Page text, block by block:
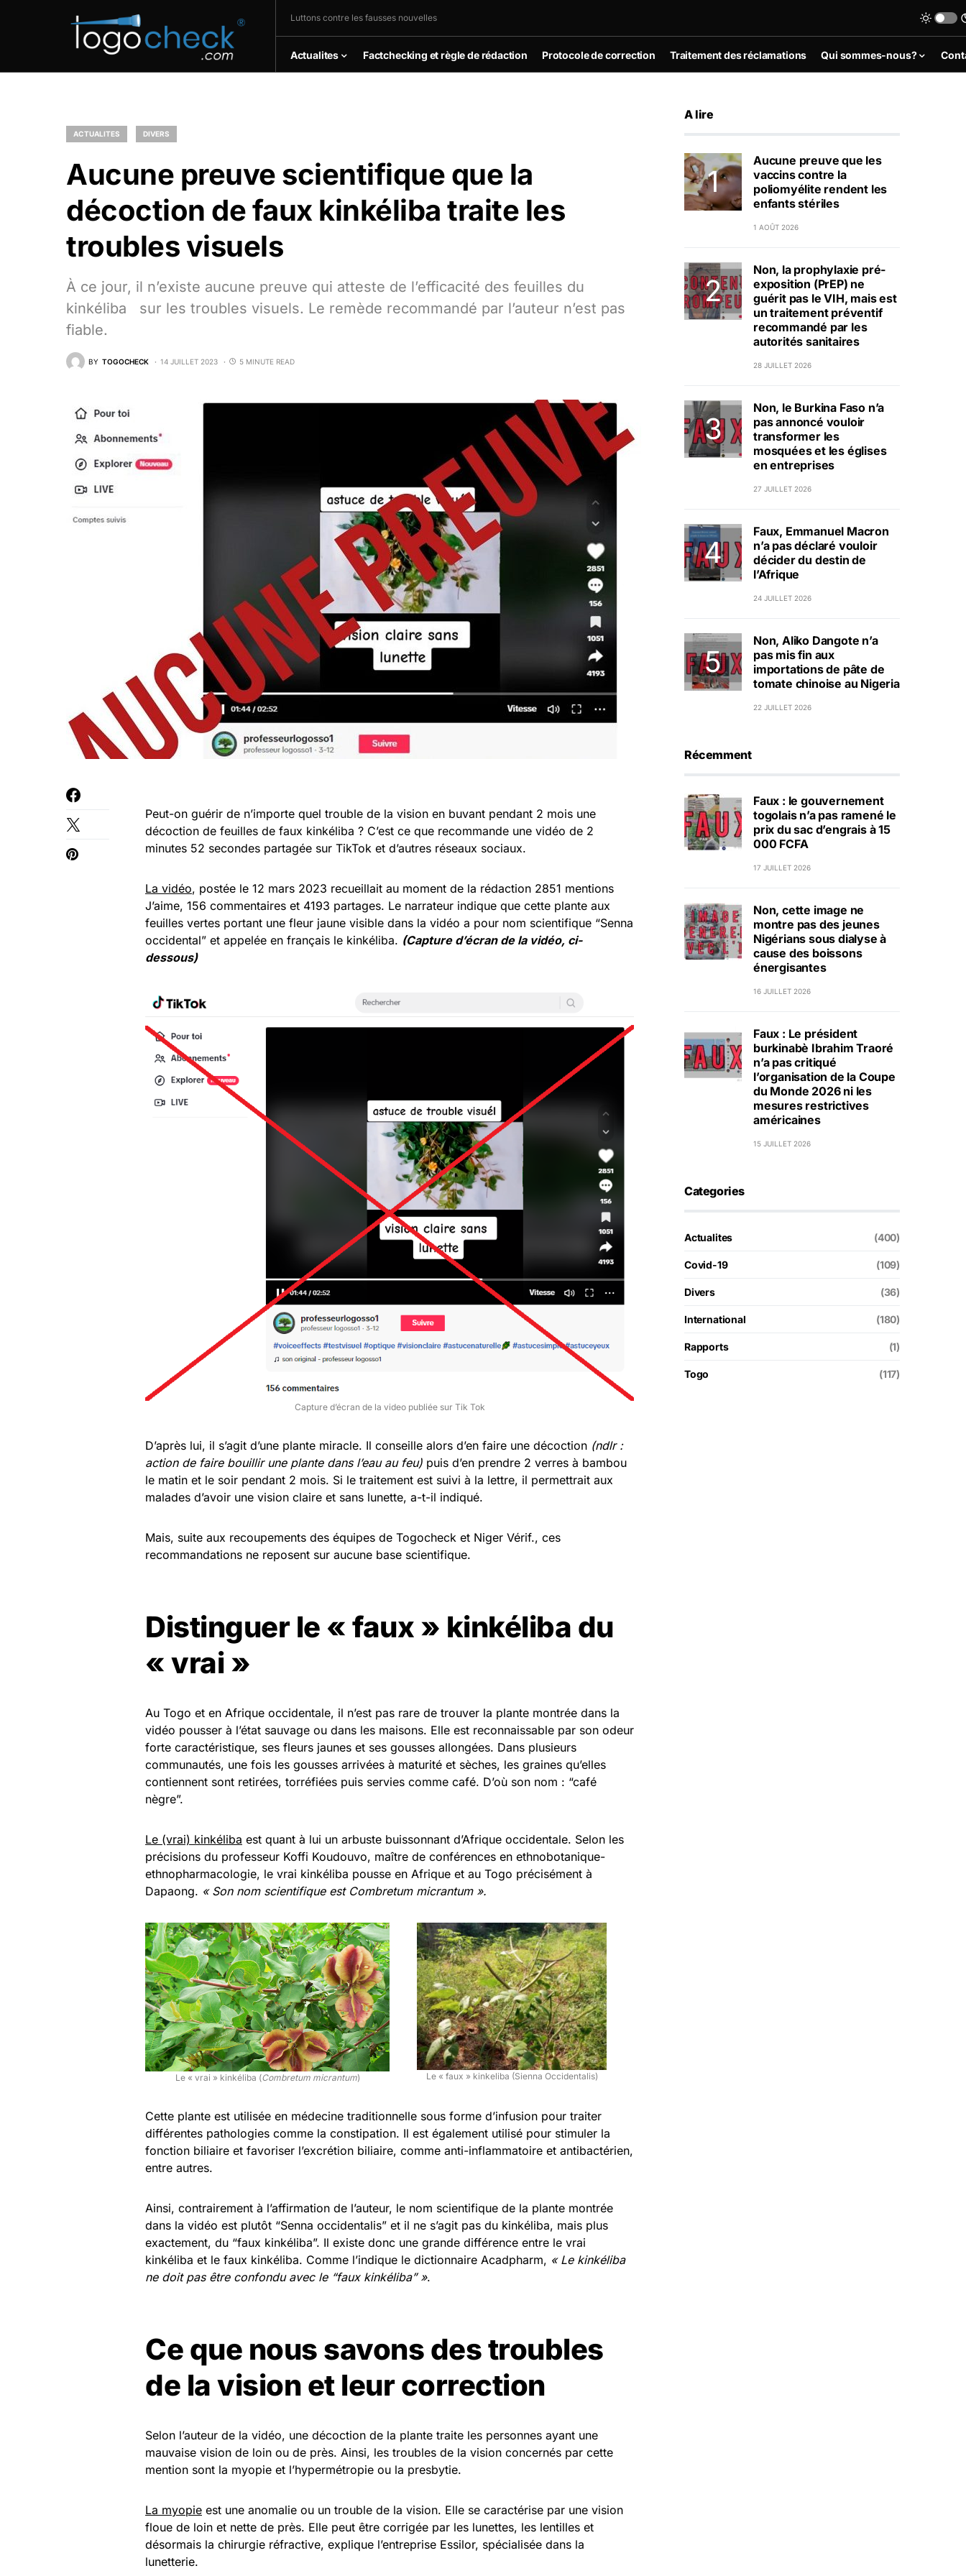
Luttons contre les fausses nouvelles
Actualites Factchecking et règle de rédaction Protocole de correction Traitement des réclamations Qui sommes-nous?
ACTUALITES DIVERS
Aucune preuve scientifique que la
décoction de faux kinkéliba traite les
troubles visuels
À ce jour, il n’existe aucune preuve qui atteste de l’efficacité des feuilles du
kinkéliba sur les troubles visuels. Le remède recommandé par l’auteur n’est pas
fiable.
BY TOGOCHECK 14 JUILLET 2023 5 MINUTE READ
Peut-on guérir de n’importe quel trouble de la vision en buvant pendant 2 mois une
décoction de feuilles de faux kinkéliba ? C’est ce que recommande une vidéo de 2
minutes 52 secondes partagée sur TikTok et d’autres réseaux sociaux.
La vidéo, postée le 12 mars 2023 recueillait au moment de la rédaction 2851 mentions
J’aime, 156 commentaires et 4193 partages. Le narrateur indique que cette plante aux
feuilles vertes portant une fleur jaune visible dans la vidéo a pour nom scientifique “Senna
occidental” et appelée en français le kinkéliba. (Capture d’écran de la vidéo, ci-
dessous)
Capture d’écran de la video publiée sur Tik Tok
D’après lui, il s’agit d’une plante miracle. Il conseille alors d’en faire une décoction (ndlr :
action de faire bouillir une plante dans l’eau au feu) puis d’en prendre 2 verres à bambou
le matin et le soir pendant 2 mois. Si le traitement est suivi à la lettre, il permettrait aux
malades d’avoir une vision claire et sans lunette, a-t-il indiqué.
Mais, suite aux recoupements des équipes de Togocheck et Niger Vérif., ces
recommandations ne reposent sur aucune base scientifique.
Distinguer le « faux » kinkéliba du
« vrai »
Au Togo et en Afrique occidentale, il n’est pas rare de trouver la plante montrée dans la
vidéo pousser à l’état sauvage ou dans les maisons. Elle est reconnaissable par son odeur
forte caractéristique, ses fleurs jaunes et ses gousses allongées. Dans plusieurs
communautés, une fois les gousses arrivées à maturité et sèches, les graines qu’elles
contiennent sont retirées, torréfiées puis servies comme café. D’où son nom : “café
nègre”.
Le (vrai) kinkéliba est quant à lui un arbuste buissonnant d’Afrique occidentale. Selon les
précisions du professeur Koffi Koudouvo, maître de conférences en ethnobotanique-
ethnopharmacologie, le vrai kinkéliba pousse en Afrique et au Togo précisément à
Dapaong. « Son nom scientifique est Combretum micrantum ».
Le « vrai » kinkéliba (Combretum micrantum) Le « faux » kinkeliba (Sienna Occidentalis)
Cette plante est utilisée en médecine traditionnelle sous forme d’infusion pour traiter
différentes pathologies comme la constipation. Il est également utilisé pour stimuler la
fonction biliaire et favoriser l’excrétion biliaire, comme anti-inflammatoire et antibactérien,
entre autres.
Ainsi, contrairement à l’affirmation de l’auteur, le nom scientifique de la plante montrée
dans la vidéo est plutôt “Senna occidentalis” et il ne s’agit pas du kinkéliba, mais plus
exactement, du “faux kinkéliba”. Il existe donc une grande différence entre le vrai
kinkéliba et le faux kinkéliba. Comme l’indique le dictionnaire Acadpharm, « Le kinkéliba
ne doit pas être confondu avec le “faux kinkéliba” ».
Ce que nous savons des troubles
de la vision et leur correction
Selon l’auteur de la vidéo, une décoction de la plante traite les personnes ayant une
mauvaise vision de loin ou de près. Ainsi, les troubles de la vision concernés par cette
mention sont la myopie et l’hypermétropie ou la presbytie.
La myopie est une anomalie ou un trouble de la vision. Elle se caractérise par une vision
floue de loin et nette de près. Elle peut être corrigée par les lunettes, les lentilles et
désormais la chirurgie réfractive, explique l’entreprise Essilor, spécialisée dans la
lunetterie.
A lire
Aucune preuve que les
vaccins contre la
poliomyélite rendent les
enfants stériles
1 AOÛT 2026
Non, la prophylaxie pré-
exposition (PrEP) ne
guérit pas le VIH, mais est
un traitement préventif
recommandé par les
autorités sanitaires
28 JUILLET 2026
Non, le Burkina Faso n’a
pas annoncé vouloir
transformer les
mosquées et les églises
en entreprises
27 JUILLET 2026
Faux, Emmanuel Macron
n’a pas déclaré vouloir
décider du destin de
l’Afrique
24 JUILLET 2026
Non, Aliko Dangote n’a
pas mis fin aux
importations de pâte de
tomate chinoise au Nigeria
22 JUILLET 2026
Récemment
Faux : le gouvernement
togolais n’a pas ramené le
prix du sac d’engrais à 15
000 FCFA
17 JUILLET 2026
Non, cette image ne
montre pas des jeunes
Nigérians sous dialyse à
cause des boissons
énergisantes
16 JUILLET 2026
Faux : Le président
burkinabè Ibrahim Traoré
n’a pas critiqué
l’organisation de la Coupe
du Monde 2026 ni les
mesures restrictives
américaines
15 JUILLET 2026
Categories
Actualites (400)
Covid-19 (109)
Divers (36)
International (180)
Rapports (1)
Togo (117)